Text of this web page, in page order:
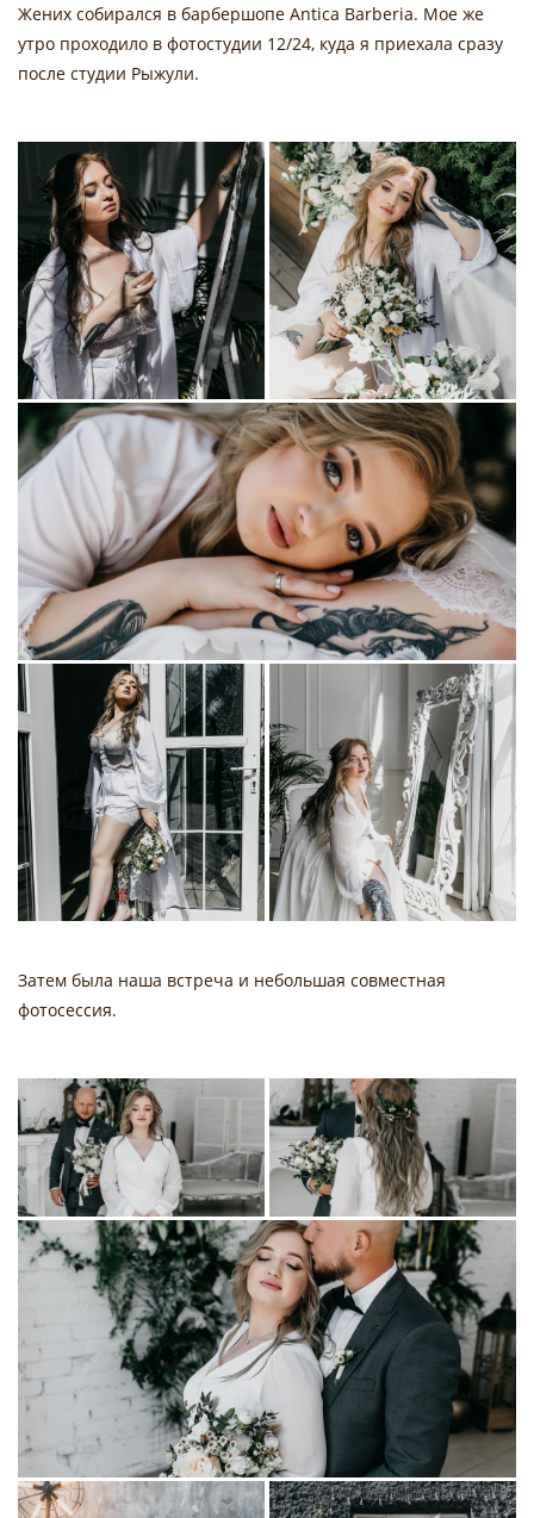
Жених собирался в барбершопе Antica Barberia. Мое же
утро проходило в фотостудии 12/24, куда я приехала сразу
после студии Рыжули.
Затем была наша встреча и небольшая совместная
фотосессия.